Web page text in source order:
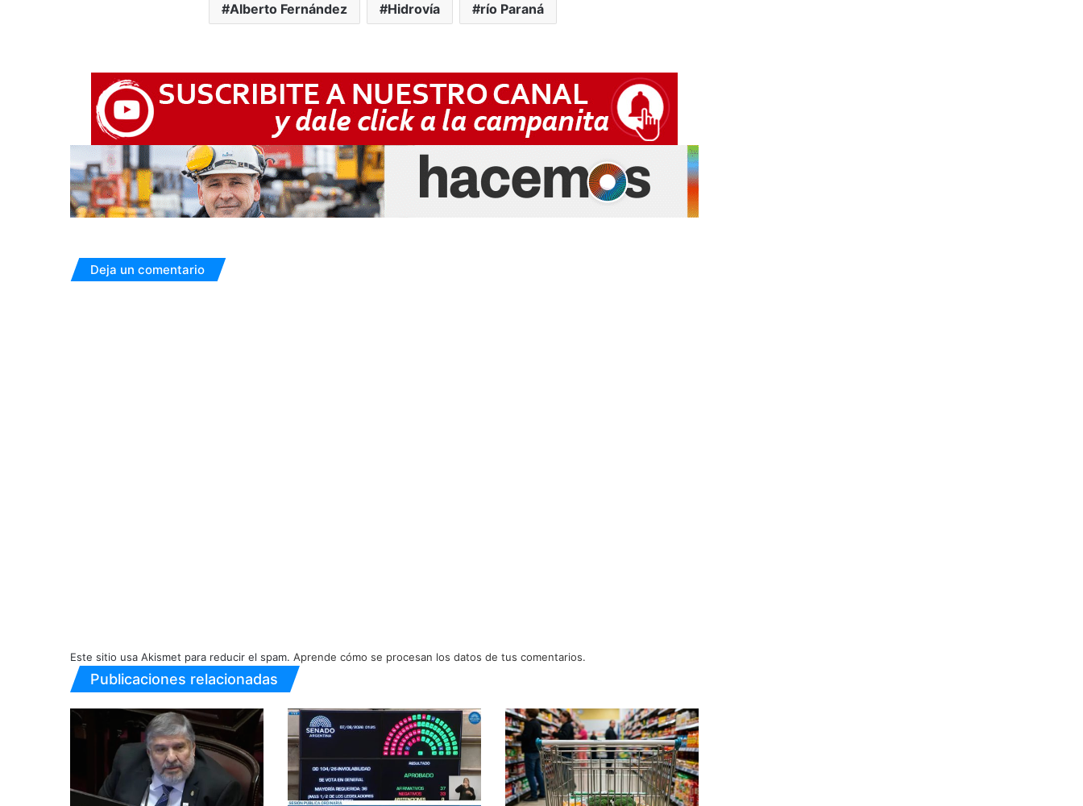
Alberto Fernández Hidrovía río Paraná
Deja un comentario
Este sitio usa Akismet para reducir el spam. Aprende cómo se procesan los datos de tus comentarios.
Publicaciones relacionadas